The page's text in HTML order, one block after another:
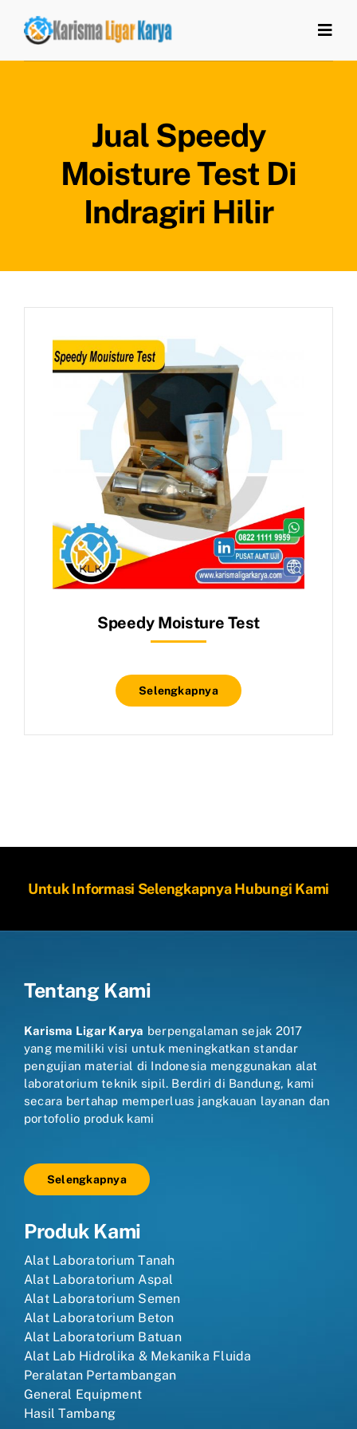
content
Tentang Kami
Produk
Jual Speedy
Moisture Test Di
Indragiri Hilir
Speedy Moisture Test
Selengkapnya
Untuk Informasi Selengkapnya Hubungi Kami
Tentang Kami
Karisma Ligar Karya berpengalaman sejak 2017
yang memiliki visi untuk meningkatkan standar
pengujian material di Indonesia menggunakan alat
laboratorium teknik sipil. Berdiri di Bandung, kami
secara bertahap memperluas jangkauan layanan dan
portofolio produk kami
Selengkapnya
Produk Kami
Alat Laboratorium Tanah
Alat Laboratorium Aspal
Alat Laboratorium Semen
Alat Laboratorium Beton
Alat Laboratorium Batuan
Alat Lab Hidrolika & Mekanika Fluida
Peralatan Pertambangan
General Equipment
Hasil Tambang